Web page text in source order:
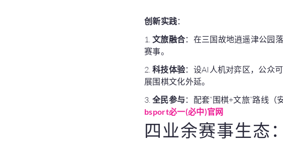
创新实践：
1. 文旅融合：在三国故地逍遥津公园
赛事。
2. 科技体验：设AI人机对弈区，公众
展围棋文化外延。
3. 全民参与 ：配套“围棋+文旅”路线
bsport必一(必中)官网
四业余赛事生态